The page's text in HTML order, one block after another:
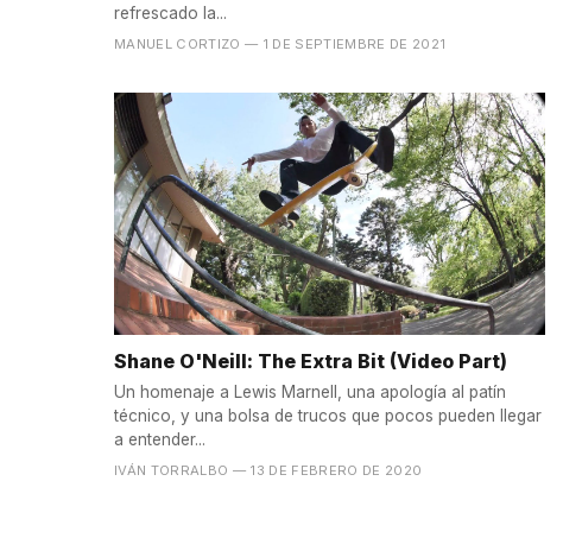
refrescado la...
MANUEL CORTIZO — 1 DE SEPTIEMBRE DE 2021
Shane O'Neill: The Extra Bit (Video Part)
Un homenaje a Lewis Marnell, una apología al patín
técnico, y una bolsa de trucos que pocos pueden llegar
a entender...
IVÁN TORRALBO — 13 DE FEBRERO DE 2020